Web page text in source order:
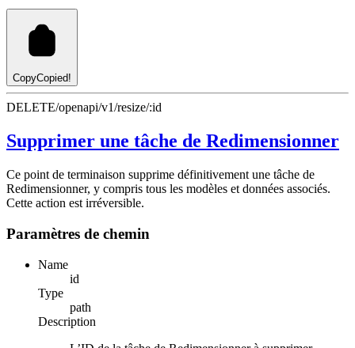
CopyCopied!
DELETE/openapi/v1/resize/:id
Supprimer une tâche de Redimensionner
Ce point de terminaison supprime définitivement une tâche de
Redimensionner, y compris tous les modèles et données associés.
Cette action est irréversible.
Paramètres de chemin
Name
id
Type
path
Description